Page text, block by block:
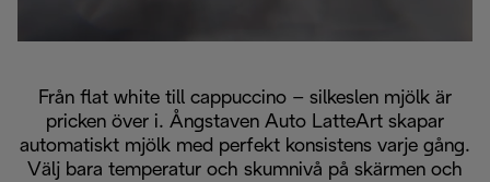
Från flat white till cappuccino – silkeslen mjölk är
pricken över i. Ångstaven Auto LatteArt skapar
automatiskt mjölk med perfekt konsistens varje gång.
Välj bara temperatur och skumnivå på skärmen och